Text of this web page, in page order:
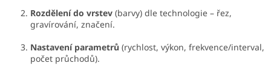
Rozdělení do vrstev (barvy) dle technologie – řez,
gravírování, značení.
Nastavení parametrů (rychlost, výkon, frekvence/interval,
počet průchodů).